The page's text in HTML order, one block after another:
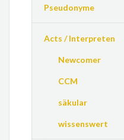
Pseudonyme
Acts / Interpreten
Newcomer
CCM
säkular
wissenswert